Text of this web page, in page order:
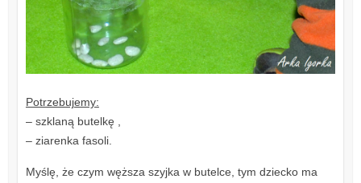
Potrzebujemy:
– szklaną butelkę ,
– ziarenka fasoli.
Myślę, że czym węższa szyjka w butelce, tym dziecko ma